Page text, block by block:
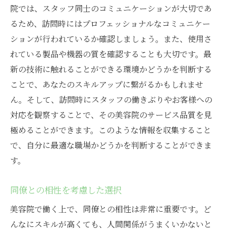
院では、スタッフ同士のコミュニケーションが大切であ
るため、訪問時にはプロフェッショナルなコミュニケー
ションが行われているか確認しましょう。また、使用さ
れている製品や機器の質を確認することも大切です。最
新の技術に触れることができる環境かどうかを判断する
ことで、あなたのスキルアップに繋がるかもしれませ
ん。そして、訪問時にスタッフの働きぶりやお客様への
対応を観察することで、その美容院のサービス品質を見
極めることができます。このような情報を収集すること
で、自分に最適な職場かどうかを判断することができま
す。
同僚との相性を考慮した選択
美容院で働く上で、同僚との相性は非常に重要です。ど
んなにスキルが高くても、人間関係がうまくいかないと